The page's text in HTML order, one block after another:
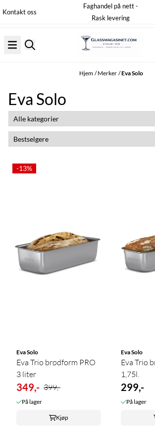
Hopp til innhold
Kontakt oss
Faghandel på nett -
Rask levering
Hjem /Merker /Eva Solo
Eva Solo
-13%
Eva Solo
Eva Trio brødform PRO
3 liter
349,- 399,-
På lager
Kjøp
Eva Solo
Eva Trio
1,75l.
299,-
På lager